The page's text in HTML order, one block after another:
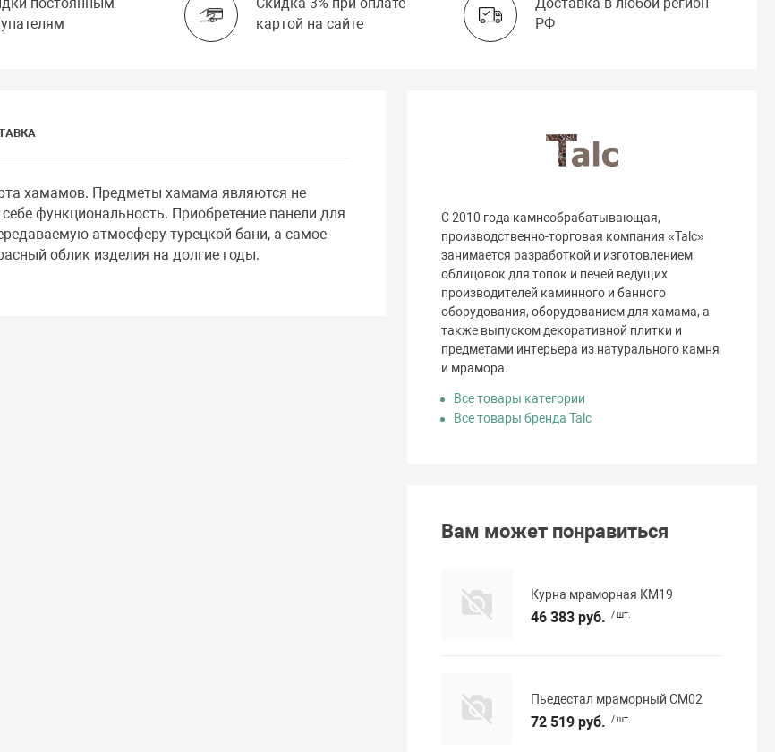
постоянным
Скидка 3% при оплате
картой на сайте
Доставка в любой регион
РФ
хамамов. Предметы хамама являются не
функциональность. Приобретение панели для
атмосферу турецкой бани, а самое
облик изделия на долгие годы.
С 2010 года камнеобрабатывающая,
производственно-торговая компания «Talc»
занимается разработкой и изготовлением
облицовок для топок и печей ведущих
производителей каминного и банного
оборудования, оборудованием для хамама, а
также выпуском декоративной плитки и
предметами интерьера из натурального камня
и мрамора.
Все товары категории
Все товары бренда Talc
Вам может понравиться
Курна мраморная КМ19
46 383 руб. / шт.
Пьедестал мраморный СМ02
72 519 руб. / шт.